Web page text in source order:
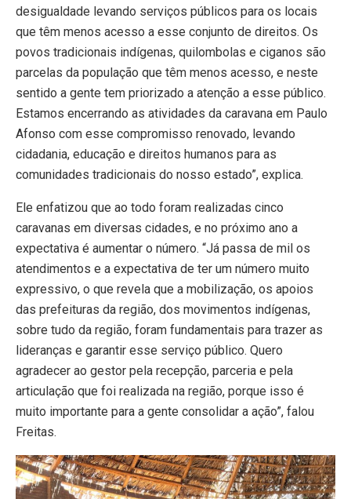
desigualdade levando serviços públicos para os locais
que têm menos acesso a esse conjunto de direitos. Os
povos tradicionais indígenas, quilombolas e ciganos são
parcelas da população que têm menos acesso, e neste
sentido a gente tem priorizado a atenção a esse público.
Estamos encerrando as atividades da caravana em Paulo
Afonso com esse compromisso renovado, levando
cidadania, educação e direitos humanos para as
comunidades tradicionais do nosso estado”, explica.
Ele enfatizou que ao todo foram realizadas cinco
caravanas em diversas cidades, e no próximo ano a
expectativa é aumentar o número. “Já passa de mil os
atendimentos e a expectativa de ter um número muito
expressivo, o que revela que a mobilização, os apoios
das prefeituras da região, dos movimentos indígenas,
sobre tudo da região, foram fundamentais para trazer as
lideranças e garantir esse serviço público. Quero
agradecer ao gestor pela recepção, parceria e pela
articulação que foi realizada na região, porque isso é
muito importante para a gente consolidar a ação”, falou
Freitas.